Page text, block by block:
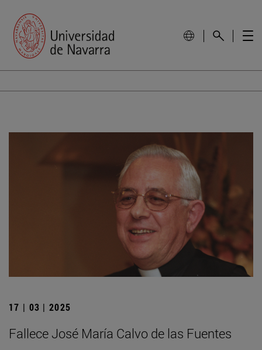
17 | 03 | 2025
Fallece José María Calvo de las Fuentes